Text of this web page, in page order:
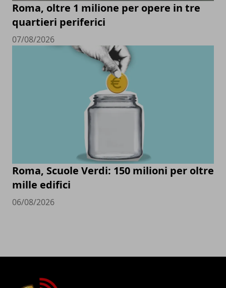
Roma, oltre 1 milione per opere in tre
quartieri periferici
07/08/2026
Roma, Scuole Verdi: 150 milioni per oltre
mille edifici
06/08/2026